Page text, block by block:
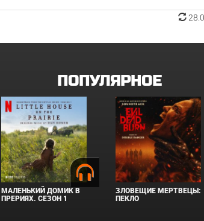
ПОПУЛЯРНОЕ
МАЛЕНЬКИЙ ДОМИК В
ПРЕРИЯХ. СЕЗОН 1
ЗЛОВЕЩИЕ МЕРТВЕЦЫ:
ПЕКЛО